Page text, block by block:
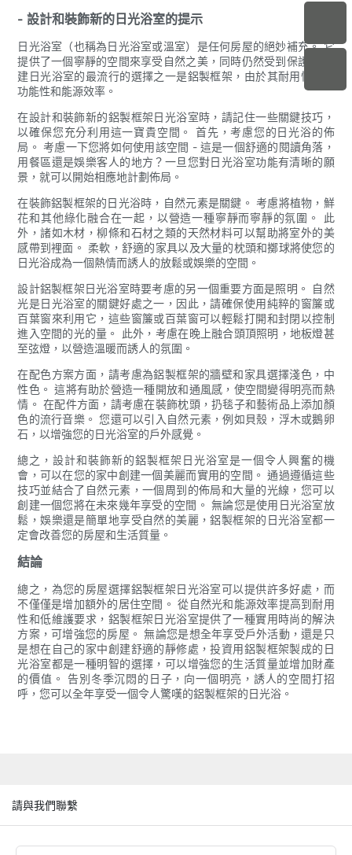
- 設計和裝飾新的日光浴室的提示
日光浴室（也稱為日光浴室或溫室）是任何房屋的絕妙補充。 它
提供了一個寧靜的空間來享受自然之美，同時仍然受到保護。 構
建日光浴室的最流行的選擇之一是鋁製框架，由於其耐用性，多
功能性和能源效率。
在設計和裝飾新的鋁製框架日光浴室時，請記住一些關鍵技巧，
以確保您充分利用這一寶貴空間。 首先，考慮您的日光浴的佈
局。 考慮一下您將如何使用該空間 - 這是一個舒適的閱讀角落，
用餐區還是娛樂客人的地方？一旦您對日光浴室功能有清晰的願
景，就可以開始相應地計劃佈局。
在裝飾鋁製框架的日光浴時，自然元素是關鍵。 考慮將植物，鮮
花和其他綠化融合在一起，以營造一種寧靜而寧靜的氛圍。 此
外，諸如木材，柳條和石材之類的天然材料可以幫助將室外的美
感帶到裡面。 柔軟，舒適的家具以及大量的枕頭和擲球將使您的
日光浴成為一個熱情而誘人的放鬆或娛樂的空間。
設計鋁製框架日光浴室時要考慮的另一個重要方面是照明。 自然
光是日光浴室的關鍵好處之一，因此，請確保使用純粹的窗簾或
百葉窗來利用它，這些窗簾或百葉窗可以輕鬆打開和封閉以控制
進入空間的光的量。 此外，考慮在晚上融合頭頂照明，地板燈甚
至弦燈，以營造溫暖而誘人的氛圍。
在配色方案方面，請考慮為鋁製框架的牆壁和家具選擇淺色，中
性色。 這將有助於營造一種開放和通風感，使空間變得明亮而熱
情。 在配件方面，請考慮在裝飾枕頭，扔毯子和藝術品上添加顏
色的流行音樂。 您還可以引入自然元素，例如貝殼，浮木或鵝卵
石，以增強您的日光浴室的戶外感覺。
總之，設計和裝飾新的鋁製框架日光浴室是一個令人興奮的機
會，可以在您的家中創建一個美麗而實用的空間。 通過遵循這些
技巧並結合了自然元素，一個周到的佈局和大量的光線，您可以
創建一個您將在未來幾年享受的空間。 無論您是使用日光浴室放
鬆，娛樂還是簡單地享受自然的美麗，鋁製框架的日光浴室都一
定會改善您的房屋和生活質量。
結論
總之，為您的房屋選擇鋁製框架日光浴室可以提供許多好處，而
不僅僅是增加額外的居住空間。 從自然光和能源效率提高到耐用
性和低維護要求，鋁製框架日光浴室提供了一種實用時尚的解決
方案，可增強您的房屋。 無論您是想全年享受戶外活動，還是只
是想在自己的家中創建舒適的靜修處，投資用鋁製框架製成的日
光浴室都是一種明智的選擇，可以增強您的生活質量並增加財產
的價值。 告別冬季沉悶的日子，向一個明亮，誘人的空間打招
呼，您可以全年享受一個令人驚嘆的鋁製框架的日光浴。
請與我們聯繫